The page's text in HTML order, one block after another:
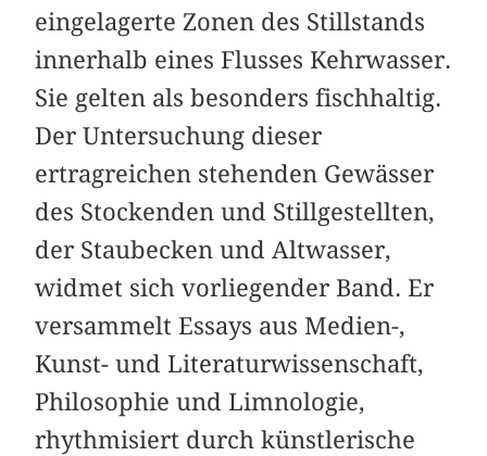
eingelagerte Zonen des Stillstands
innerhalb eines Flusses Kehrwasser.
Sie gelten als besonders fischhaltig.
Der Untersuchung dieser
ertragreichen stehenden Gewässer
des Stockenden und Stillgestellten,
der Staubecken und Altwasser,
widmet sich vorliegender Band. Er
versammelt Essays aus Medien-,
Kunst- und Literaturwissenschaft,
Philosophie und Limnologie,
rhythmisiert durch künstlerische